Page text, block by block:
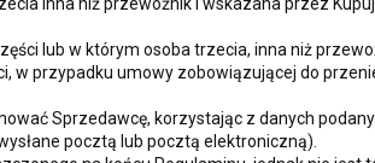
inna niż przewoźnik i wskazana przez
lub w którym osoba trzecia, inna niż
w przypadku umowy zobowiązującej do
Sprzedawcę, korzystając z danych
pocztą lub pocztą elektroniczną).